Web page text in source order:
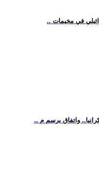
في مخيمات
واتفاق يرسم م